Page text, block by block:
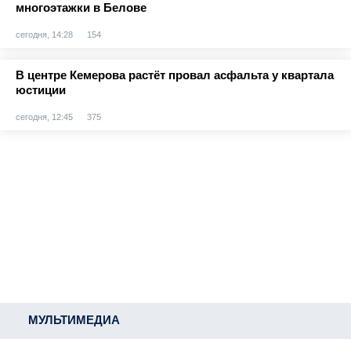
многоэтажки в Белове
сегодня, 14:28 154
В центре Кемерова растёт провал асфальта у квартала
юстиции
сегодня, 12:45 375
МУЛЬТИМЕДИА